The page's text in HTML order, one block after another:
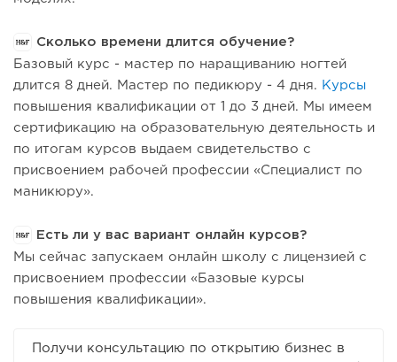
Сколько времени длится обучение?
Базовый курс - мастер по наращиванию ногтей
длится 8 дней. Мастер по педикюру - 4 дня.
Курсы
повышения квалификации от 1 до 3 дней. Мы имеем
сертификацию на образовательную деятельность и
по итогам курсов выдаем свидетельство с
присвоением рабочей профессии «Специалист по
маникюру».
Есть ли у вас вариант онлайн курсов?
Мы сейчас запускаем онлайн школу с лицензией с
присвоением профессии «Базовые курсы
повышения квалификации».
Получи консультацию по открытию бизнес в